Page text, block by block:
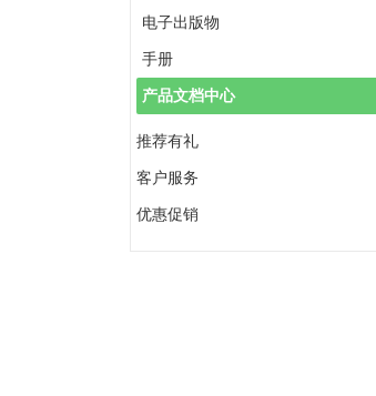
电子出版物
手册
产品文档中心
推荐有礼
客户服务
优惠促销